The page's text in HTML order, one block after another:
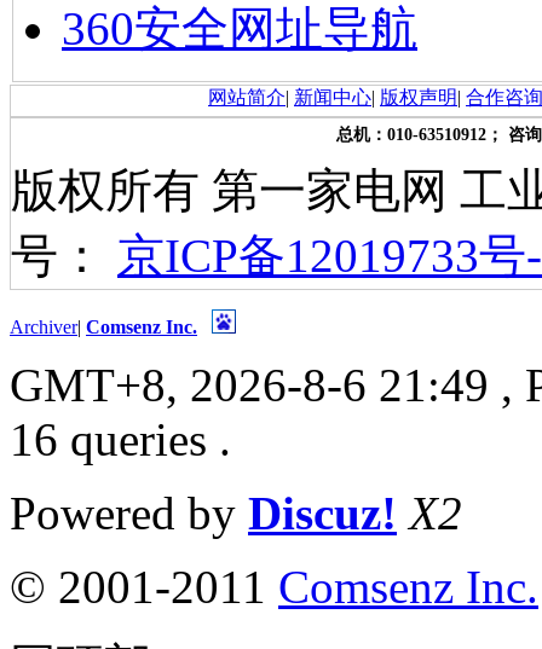
360安全网址导航
网站简介| 新闻中心| 版权声明| 合作咨询
总机：010-63510912； 咨
版权所有 第一家电网 工
号： 京ICP备12019733号
Archiver| Comsenz Inc.
GMT+8, 2026-8-6 21:49 ,
16 queries .
Powered by Discuz! X2
© 2001-2011 Comsenz Inc.